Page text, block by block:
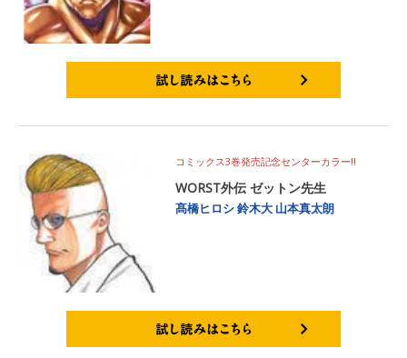
コミックス3巻発売記念センターカラー!!
WORST外伝 ゼットン先生
髙橋ヒロシ鈴木大 山本真太朗